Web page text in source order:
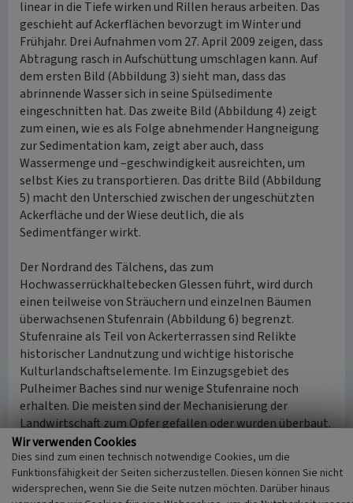
linear in die Tiefe wirken und Rillen heraus arbeiten. Das
geschieht auf Ackerflächen bevorzugt im Winter und
Frühjahr. Drei Aufnahmen vom 27. April 2009 zeigen, dass
Abtragung rasch in Aufschüttung umschlagen kann. Auf
dem ersten Bild (Abbildung 3) sieht man, dass das
abrinnende Wasser sich in seine Spülsedimente
eingeschnitten hat. Das zweite Bild (Abbildung 4) zeigt
zum einen, wie es als Folge abnehmender Hangneigung
zur Sedimentation kam, zeigt aber auch, dass
Wassermenge und –geschwindigkeit ausreichten, um
selbst Kies zu transportieren. Das dritte Bild (Abbildung
5) macht den Unterschied zwischen der ungeschützten
Ackerfläche und der Wiese deutlich, die als
Sedimentfänger wirkt.
Der Nordrand des Tälchens, das zum
Hochwasserrückhaltebecken Glessen führt, wird durch
einen teilweise von Sträuchern und einzelnen Bäumen
überwachsenen Stufenrain (Abbildung 6) begrenzt.
Stufenraine als Teil von Ackerterrassen sind Relikte
historischer Landnutzung und wichtige historische
Kulturlandschaftselemente. Im Einzugsgebiet des
Pulheimer Baches sind nur wenige Stufenraine noch
erhalten. Die meisten sind der Mechanisierung der
Landwirtschaft zum Opfer gefallen oder wurden überbaut.
Stufenraine sind vielfältig gestaltete Lebensräume für
Pflanzen und Tiere und bieten ein sehr wechselvolles Bild
im Verlauf des Jahres. Sie sind von großer Bedeutung für
den Erosionsschutz, da Wurzelwerk und aufstehende
Wir verwenden Cookies
Dies sind zum einen technisch notwendige Cookies, um die
Funktionsfähigkeit der Seiten sicherzustellen. Diesen können Sie nicht
widersprechen, wenn Sie die Seite nutzen möchten. Darüber hinaus